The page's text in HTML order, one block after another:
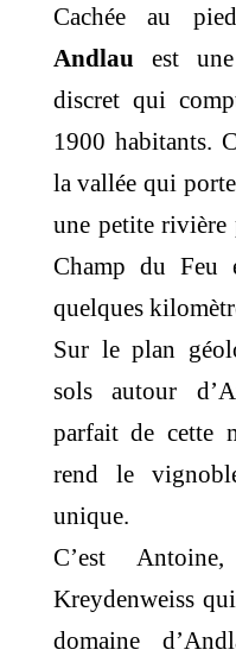
Cachée au
Andlau est
discret qui
1900 habitants.
la vallée qui
une petite rivière
Champ du Feu
quelques
Sur le plan
sols autour
parfait de cette
rend le
unique.
C’est
Kreydenweiss
domaine